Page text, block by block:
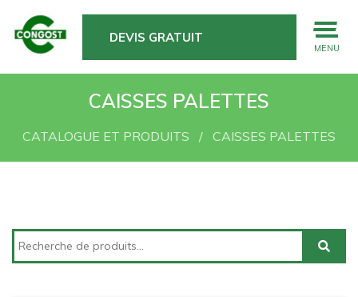
DEVIS GRATUIT
MENU
CAISSES PALETTES
CATALOGUE ET PRODUITS CAISSES PALETTES